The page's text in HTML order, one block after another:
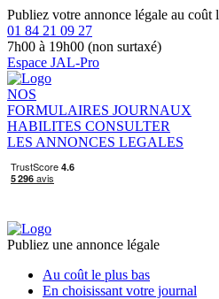
Publiez votre annonce légale au coût
01 84 21 09 27
7h00 à 19h00 (non surtaxé)
Espace JAL-Pro
NOS
FORMULAIRES JOURNAUX
HABILITES CONSULTER
LES ANNONCES LEGALES
Publiez une annonce légale
Au coût le plus bas
En choisissant votre journal